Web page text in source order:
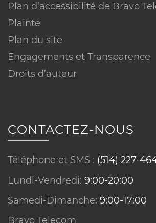
Plan d’accessibilité de Bravo
Plainte
Plan du site
Engagements et Transparence
Droits d’auteur
CONTACTEZ-NOUS
Téléphone et SMS : (514) 227-
Lundi-Vendredi: 9:00-20:00
Samedi-Dimanche: 9:00-17:00
Bravo Telecom